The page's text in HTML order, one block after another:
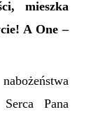
mieszka
A One –
Pana